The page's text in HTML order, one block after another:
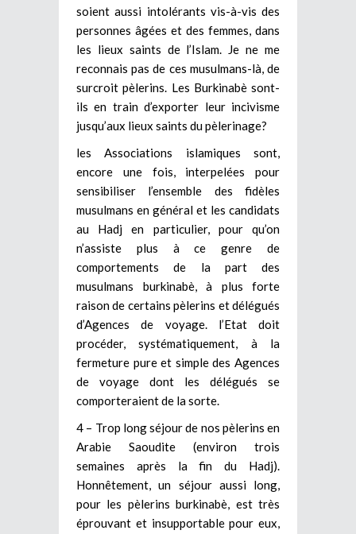
soient aussi intolérants vis-à-vis des
personnes âgées et des femmes, dans
les lieux saints de l’Islam. Je ne me
reconnais pas de ces musulmans-là, de
surcroit pèlerins. Les Burkinabè sont-
ils en train d’exporter leur incivisme
jusqu’aux lieux saints du pèlerinage?
les Associations islamiques sont,
encore une fois, interpelées pour
sensibiliser l’ensemble des fidèles
musulmans en général et les candidats
au Hadj en particulier, pour qu’on
n’assiste plus à ce genre de
comportements de la part des
musulmans burkinabè, à plus forte
raison de certains pèlerins et délégués
d’Agences de voyage. l’Etat doit
procéder, systématiquement, à la
fermeture pure et simple des Agences
de voyage dont les délégués se
comporteraient de la sorte.
4 – Trop long séjour de nos pèlerins en
Arabie Saoudite (environ trois
semaines après la fin du Hadj).
Honnêtement, un séjour aussi long,
pour les pèlerins burkinabè, est très
éprouvant et insupportable pour eux,